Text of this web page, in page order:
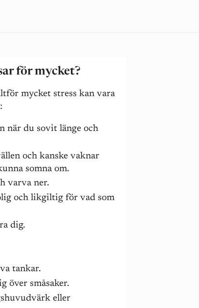
för mycket?
mycket stress kan vara
när du sovit länge och
och kanske vaknar
somna om.
varva ner.
och likgiltig för vad som
dig.
tankar.
över småsaker.
eller